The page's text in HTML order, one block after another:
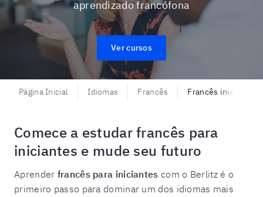
aprendizado francófona
Ver cursos
Página Inicial Idiomas Francês Francês iniciantes
Comece a estudar francês para
iniciantes e mude seu futuro
Aprender francês para iniciantes com o Berlitz é o
primeiro passo para dominar um dos idiomas mais